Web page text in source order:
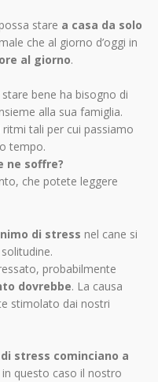
stare a casa da solo
che al giorno d’oggi in
al giorno.
stare bene ha bisogno di
alla sua famiglia.
tali per cui passiamo
tempo.
ne soffre?
che potete leggere
di stress nel cane si
probabilmente
dovrebbe. La causa
stimolato dai nostri
stress cominciano a
questo caso il nostro